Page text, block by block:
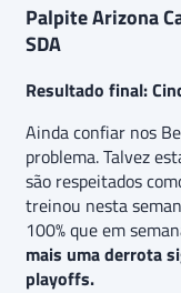
Palpite Arizona
SDA
Resultado final:
Ainda confiar nos
problema. Talvez
são respeitados
treinou nesta
100% que em
mais uma derrota
playoffs.